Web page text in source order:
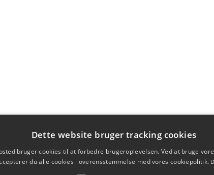
Dette website bruger tracking cookies
bruger cookies til at forbedre brugeroplevelsen. Ved at bruge
du alle cookies i overensstemmelse med vores cookiepolitik.